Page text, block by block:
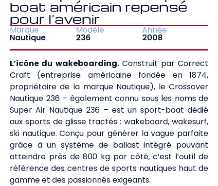
boat américain repensé
pour l’avenir
Marque
Nautique
Modèle
236
Année
2008
L’icône du wakeboarding.Construit par Correct
Craft (entreprise américaine fondée en 1874,
propriétaire de la marque Nautique), le Crossover
Nautique 236 – également connu sous les noms de
Super Air Nautique 236 – est un sport-boat dédié
aux sports de glisse tractés : wakeboard, wakesurf,
ski nautique. Conçu pour générer la vague parfaite
grâce à un système de ballast intégré pouvant
atteindre près de 800 kg par côté, c’est l’outil de
référence des centres de sports nautiques haut de
gamme et des passionnés exigeants.